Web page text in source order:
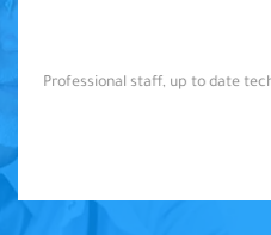
Professional staff, up to